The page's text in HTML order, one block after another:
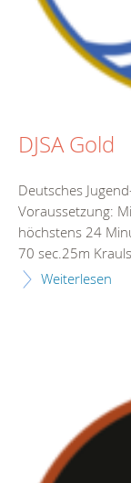
DJSA Gold
Deutsches
Voraussetzung:
höchstens 24
70 sec.25m
Weiterlesen